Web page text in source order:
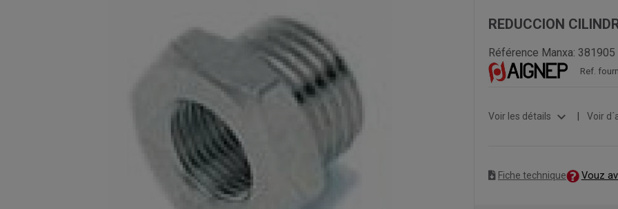
REDUCCION
Référence Manxa: 381905
Ref.
Voir les détails expand_more Voir
Fiche technique Vouz